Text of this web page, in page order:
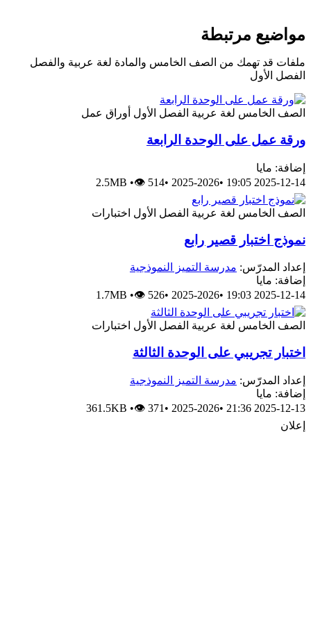
مواضيع مرتبطة
ملفات قد تهمك من الصف الخامس والمادة لغة عربية والفصل
الفصل الأول
الصف الخامس لغة عربية الفصل الأول أوراق عمل
ورقة عمل على الوحدة الرابعة
إضافة: مايا
2025-12-14 19:05
•
2025-2026
•
2.5MB •👁 514
الصف الخامس لغة عربية الفصل الأول اختبارات
نموذج اختبار قصير رابع
إعداد المدرّس: مدرسة التميز النموذجية
إضافة: مايا
2025-12-14 19:03
•
2025-2026
•
1.7MB •👁 526
الصف الخامس لغة عربية الفصل الأول اختبارات
اختبار تجريبي على الوحدة الثالثة
إعداد المدرّس: مدرسة التميز النموذجية
إضافة: مايا
2025-12-13 21:36
•
2025-2026
•
361.5KB •👁 371
إعلان